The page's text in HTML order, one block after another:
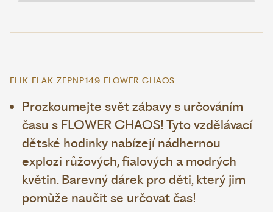
FLIK FLAK ZFPNP149 FLOWER CHAOS
Prozkoumejte svět zábavy s určováním
času s FLOWER CHAOS! Tyto vzdělávací
dětské hodinky nabízejí nádhernou
explozi růžových, fialových a modrých
květin. Barevný dárek pro děti, který jim
pomůže naučit se určovat čas!